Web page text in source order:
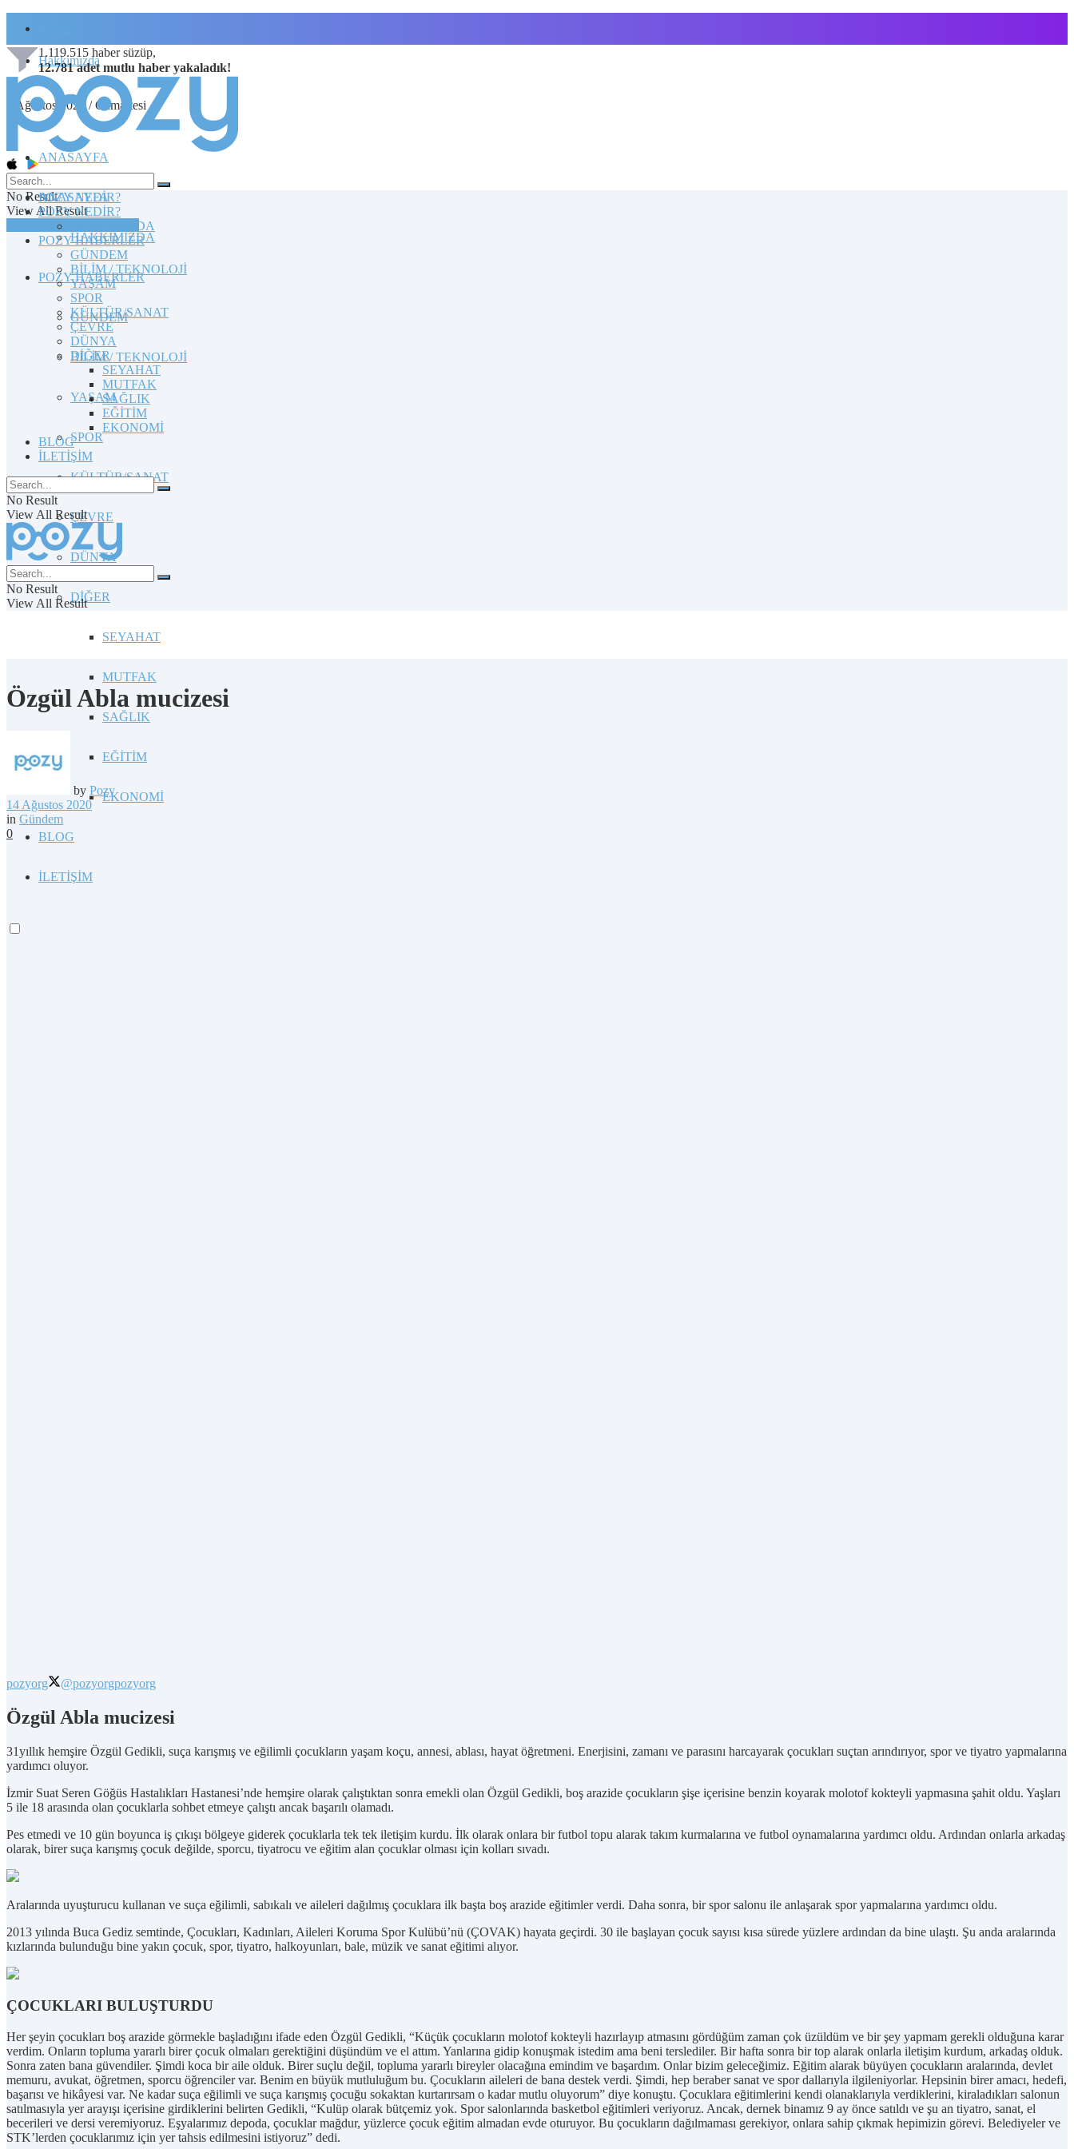
Hakkımızda
8 Ağustos 2026 / Cumartesi
1.119.515 haber süzüp,
12.781 adet mutlu haber yakaladık!
No Result
View All Result
TOPLULUĞA KATILIN
ANASAYFA
POZY NEDİR?
HAKKIMIZDA
POZY HABERLER
GÜNDEM
BİLİM / TEKNOLOJİ
YAŞAM
SPOR
KÜLTÜR/SANAT
ÇEVRE
DÜNYA
DİĞER
SEYAHAT
MUTFAK
SAĞLIK
EĞİTİM
EKONOMİ
BLOG
İLETİŞİM
ANASAYFA
POZY NEDİR?
HAKKIMIZDA
POZY HABERLER
GÜNDEM
BİLİM / TEKNOLOJİ
YAŞAM
SPOR
KÜLTÜR/SANAT
ÇEVRE
DÜNYA
DİĞER
SEYAHAT
MUTFAK
SAĞLIK
EĞİTİM
EKONOMİ
BLOG
İLETİŞİM
No Result
View All Result
No Result
View All Result
Özgül Abla mucizesi
by Pozy
14 Ağustos 2020
in Gündem
0
pozyorg @pozyorgpozyorg
Özgül Abla mucizesi
31yıllık hemşire Özgül Gedikli, suça karışmış ve eğilimli çocukların yaşam koçu, annesi, ablası, hayat öğretmeni. Enerjisini, zamanı ve parasını harcayarak çocukları suçtan arındırıyor, spor ve tiyatro yapmalarına
yardımcı oluyor.
İzmir Suat Seren Göğüs Hastalıkları Hastanesi’nde hemşire olarak çalıştıktan sonra emekli olan Özgül Gedikli, boş arazide çocukların şişe içerisine benzin koyarak molotof kokteyli yapmasına şahit oldu. Yaşları
5 ile 18 arasında olan çocuklarla sohbet etmeye çalıştı ancak başarılı olamadı.
Pes etmedi ve 10 gün boyunca iş çıkışı bölgeye giderek çocuklarla tek tek iletişim kurdu. İlk olarak onlara bir futbol topu alarak takım kurmalarına ve futbol oynamalarına yardımcı oldu. Ardından onlarla arkadaş
olarak, birer suça karışmış çocuk değilde, sporcu, tiyatrocu ve eğitim alan çocuklar olması için kolları sıvadı.
Aralarında uyuşturucu kullanan ve suça eğilimli, sabıkalı ve aileleri dağılmış çocuklara ilk başta boş arazide eğitimler verdi. Daha sonra, bir spor salonu ile anlaşarak spor yapmalarına yardımcı oldu.
2013 yılında Buca Gediz semtinde, Çocukları, Kadınları, Aileleri Koruma Spor Kulübü’nü (ÇOVAK) hayata geçirdi. 30 ile başlayan çocuk sayısı kısa sürede yüzlere ardından da bine ulaştı. Şu anda aralarında
kızlarında bulunduğu bine yakın çocuk, spor, tiyatro, halkoyunları, bale, müzik ve sanat eğitimi alıyor.
ÇOCUKLARI BULUŞTURDU
Her şeyin çocukları boş arazide görmekle başladığını ifade eden Özgül Gedikli, “Küçük çocukların molotof kokteyli hazırlayıp atmasını gördüğüm zaman çok üzüldüm ve bir şey yapmam gerekli olduğuna karar
verdim. Onların topluma yararlı birer çocuk olmaları gerektiğini düşündüm ve el attım. Yanlarına gidip konuşmak istedim ama beni terslediler. Bir hafta sonra bir top alarak onlarla iletişim kurdum, arkadaş olduk.
Sonra zaten bana güvendiler. Şimdi koca bir aile olduk. Birer suçlu değil, topluma yararlı bireyler olacağına emindim ve başardım. Onlar bizim geleceğimiz. Eğitim alarak büyüyen çocukların aralarında, devlet
memuru, avukat, öğretmen, sporcu öğrenciler var. Benim en büyük mutluluğum bu. Çocukların aileleri de bana destek verdi. Şimdi, hep beraber sanat ve spor dallarıyla ilgileniyorlar. Hepsinin birer amacı, hedefi,
başarısı ve hikâyesi var. Ne kadar suça eğilimli ve suça karışmış çocuğu sokaktan kurtarırsam o kadar mutlu oluyorum” diye konuştu. Çocuklara eğitimlerini kendi olanaklarıyla verdiklerini, kiraladıkları salonun
satılmasıyla yer arayışı içerisine girdiklerini belirten Gedikli, “Kulüp olarak bütçemiz yok. Spor salonlarında basketbol eğitimleri veriyoruz. Ancak, dernek binamız 9 ay önce satıldı ve şu an tiyatro, sanat, el
becerileri ve dersi veremiyoruz. Eşyalarımız depoda, çocuklar mağdur, yüzlerce çocuk eğitim almadan evde oturuyor. Bu çocukların dağılmaması gerekiyor, onlara sahip çıkmak hepimizin görevi. Belediyeler ve
STK’lerden çocuklarımız için yer tahsis edilmesini istiyoruz” dedi.